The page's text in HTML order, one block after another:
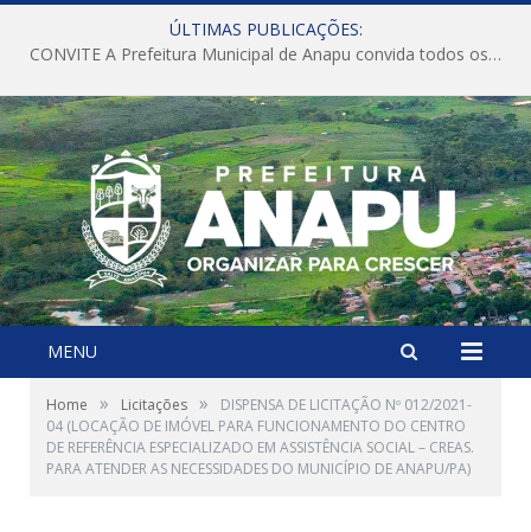
ÚLTIMAS PUBLICAÇÕES:
CONVITE A Prefeitura Municipal de Anapu convida todos os servidores públicos municipais para participarem da Audiência Pública de discussão da Lei de Diretrizes Orçamentárias (LDO), importante instrumento de planejamento das ações e investimentos da Administração Pública para o próximo exercício financeiro.
MENU
Home » Licitações »
DISPENSA DE LICITAÇÃO Nº 012/2021-
04 (LOCAÇÃO DE IMÓVEL PARA FUNCIONAMENTO DO CENTRO
DE REFERÊNCIA ESPECIALIZADO EM ASSISTÊNCIA SOCIAL – CREAS.
PARA ATENDER AS NECESSIDADES DO MUNICÍPIO DE ANAPU/PA)